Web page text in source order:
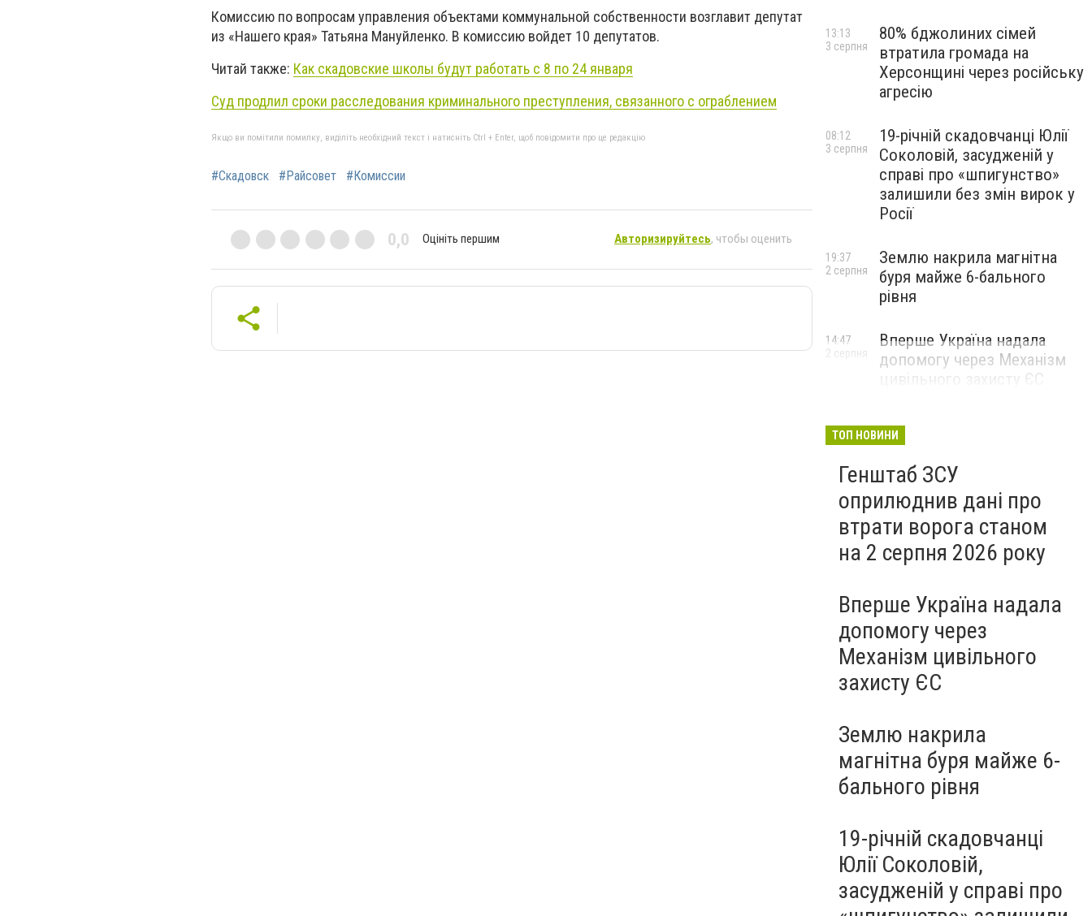
Комиссию по вопросам управления объектами коммунальной собственности возглавит депутат
из «Нашего края» Татьяна Мануйленко. В комиссию войдет 10 депутатов.
Читай также: Как скадовские школы будут работать с 8 по 24 января
Суд продлил сроки расследования криминального преступления, связанного с ограблением
Якщо ви помітили помилку, виділіть необхідний текст і натисніть Ctrl + Enter, щоб повідомити про це редакцію
#Скадовск #Райсовет #Комиссии
0,0 Оцініть першим Авторизируйтесь, чтобы оценить
80% бджолиних сімей
втратила громада на
Херсонщині через російську
агресію
13:13
3 серпня
19-річній скадовчанці Юлії
Соколовій, засудженій у
справі про «шпигунство»
залишили без змін вирок у
Росії
08:12
3 серпня
Землю накрила магнітна
буря майже 6-бального
рівня
19:37
2 серпня
Вперше Україна надала
допомогу через Механізм
цивільного захисту ЄС
14:47
2 серпня
ТОП НОВИНИ
Генштаб ЗСУ
оприлюднив дані про
втрати ворога станом
на 2 серпня 2026 року
Вперше Україна надала
допомогу через
Механізм цивільного
захисту ЄС
Землю накрила
магнітна буря майже 6-
бального рівня
19-річній скадовчанці
Юлії Соколовій,
засудженій у справі про